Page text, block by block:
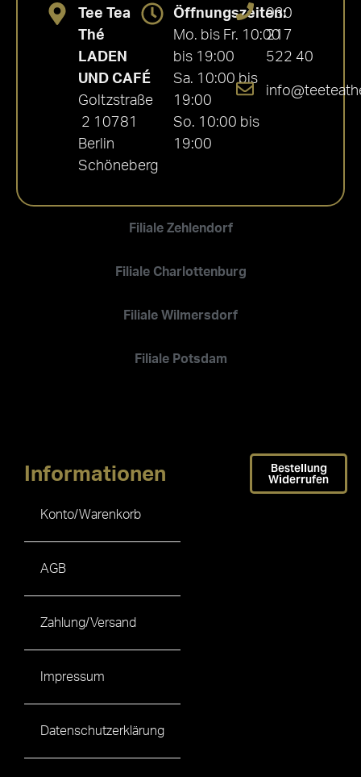
Filiale Zehlendorf
Filiale Charlottenburg
Filiale Wilmersdorf
Filiale Potsdam
Tee Tea
Thé
LADEN
UND CAFÉ
Goltzstraße
2 10781
Berlin
Schöneberg
Öffnungszeiten:
Mo. bis Fr. 10:00
bis 19:00
Sa. 10:00 bis
19:00
So. 10:00 bis
19:00
030
217
522 40
Informationen
Konto/Warenkorb
AGB
Zahlung/Versand
Impressum
Datenschutzerklärung
Bestellung
Widerrufen